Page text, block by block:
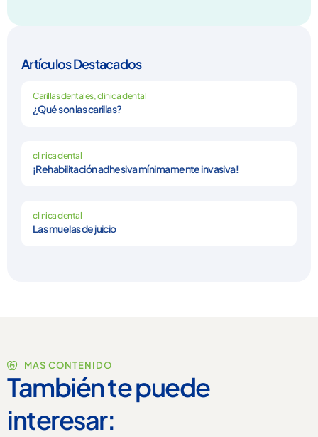
Artículos Destacados
Carillas dentales,clinica dental
¿Qué son las carillas?
clinica dental
¡Rehabilitación adhesiva mínimamente invasiva!
clinica dental
Las muelas de juicio
MAS CONTENIDO
También te puede
interesar: